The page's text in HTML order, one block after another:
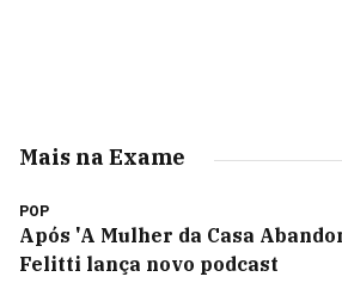
Mais na Exame
POP
Após 'A Mulher da Casa
Felitti lança novo podcast